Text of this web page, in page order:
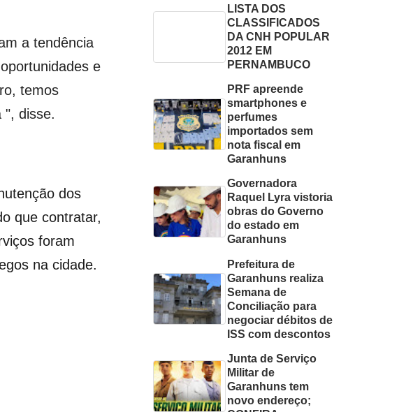
a tendência
e
temos
", disse.
dos
que contratar,
foram
na cidade.
LISTA DOS
CLASSIFICADOS
DA CNH POPULAR
2012 EM
PERNAMBUCO
PRF apreende
smartphones e
perfumes
importados sem
nota fiscal em
Garanhuns
Governadora
Raquel Lyra vistoria
obras do Governo
do estado em
Garanhuns
Prefeitura de
Garanhuns realiza
Semana de
Conciliação para
negociar débitos de
ISS com descontos
Junta de Serviço
Militar de
Garanhuns tem
novo endereço;